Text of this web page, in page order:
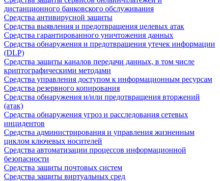
дистанционного банковского обслуживания
Средства антивирусной защиты
Средства выявления и предотвращения целевых атак
Средства гарантированного уничтожения данных
Средства обнаружения и предотвращения утечек информации
(DLP)
Средства защиты каналов передачи данных, в том числе
криптографическими методами
Средства управления доступом к информационным ресурсам
Средства резервного копирования
Средства обнаружения и/или предотвращения вторжений
(атак)
Средства обнаружения угроз и расследования сетевых
инцидентов
Средства администрирования и управления жизненным
циклом ключевых носителей
Средства автоматизации процессов информационной
безопасности
Средства защиты почтовых систем
Средства защиты виртуальных сред